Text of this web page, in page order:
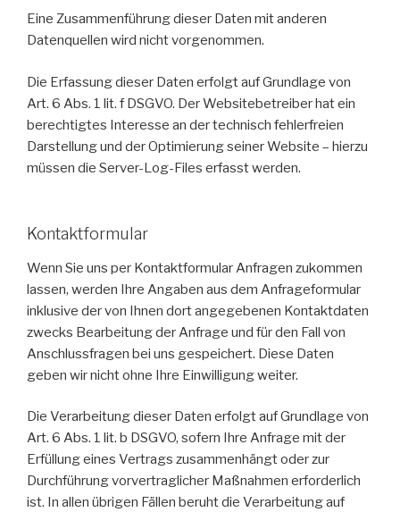
Eine Zusammenführung dieser Daten mit anderen
Datenquellen wird nicht vorgenommen.
Die Erfassung dieser Daten erfolgt auf Grundlage von
Art. 6 Abs. 1 lit. f DSGVO. Der Websitebetreiber hat ein
berechtigtes Interesse an der technisch fehlerfreien
Darstellung und der Optimierung seiner Website – hierzu
müssen die Server-Log-Files erfasst werden.
Kontaktformular
Wenn Sie uns per Kontaktformular Anfragen zukommen
lassen, werden Ihre Angaben aus dem Anfrageformular
inklusive der von Ihnen dort angegebenen Kontaktdaten
zwecks Bearbeitung der Anfrage und für den Fall von
Anschlussfragen bei uns gespeichert. Diese Daten
geben wir nicht ohne Ihre Einwilligung weiter.
Die Verarbeitung dieser Daten erfolgt auf Grundlage von
Art. 6 Abs. 1 lit. b DSGVO, sofern Ihre Anfrage mit der
Erfüllung eines Vertrags zusammenhängt oder zur
Durchführung vorvertraglicher Maßnahmen erforderlich
ist. In allen übrigen Fällen beruht die Verarbeitung auf